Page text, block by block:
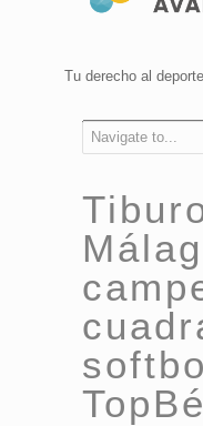
Tu derecho al
Navigate to...